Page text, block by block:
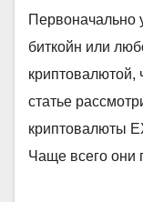
Первоначально
биткойн или
криптовалютой,
статье
криптовалюты
Чаще всего они